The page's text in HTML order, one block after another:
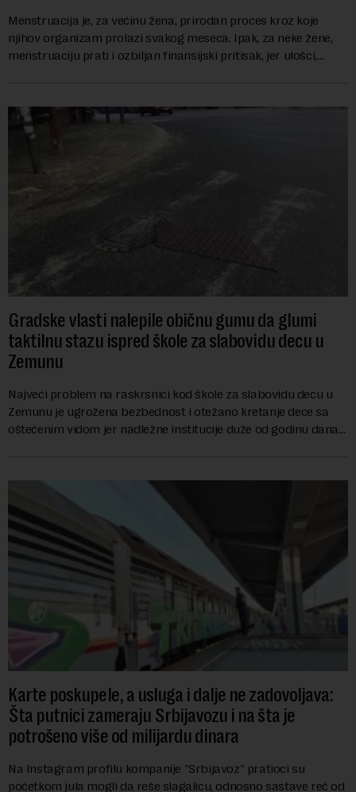
Menstruacija je, za većinu žena, prirodan proces kroz koje
njihov organizam prolazi svakog meseca. Ipak, za neke žene,
menstruaciju prati i ozbiljan finansijski pritisak, jer ulošci,
Gradske vlasti nalepile običnu gumu da glumi
taktilnu stazu ispred škole za slabovidu decu u
Zemunu
Najveći problem na raskrsnici kod škole za slabovidu decu u
Zemunu je ugrožena bezbednost i otežano kretanje dece sa
oštećenim vidom jer nadležne institucije duže od godinu dana
Karte poskupele, a usluga i dalje ne zadovoljava:
Šta putnici zameraju Srbijavozu i na šta je
potrošeno više od milijardu dinara
Na Instagram profilu kompanije "Srbijavoz" pratioci su
početkom jula mogli da reše slagalicu, odnosno sastave reč od